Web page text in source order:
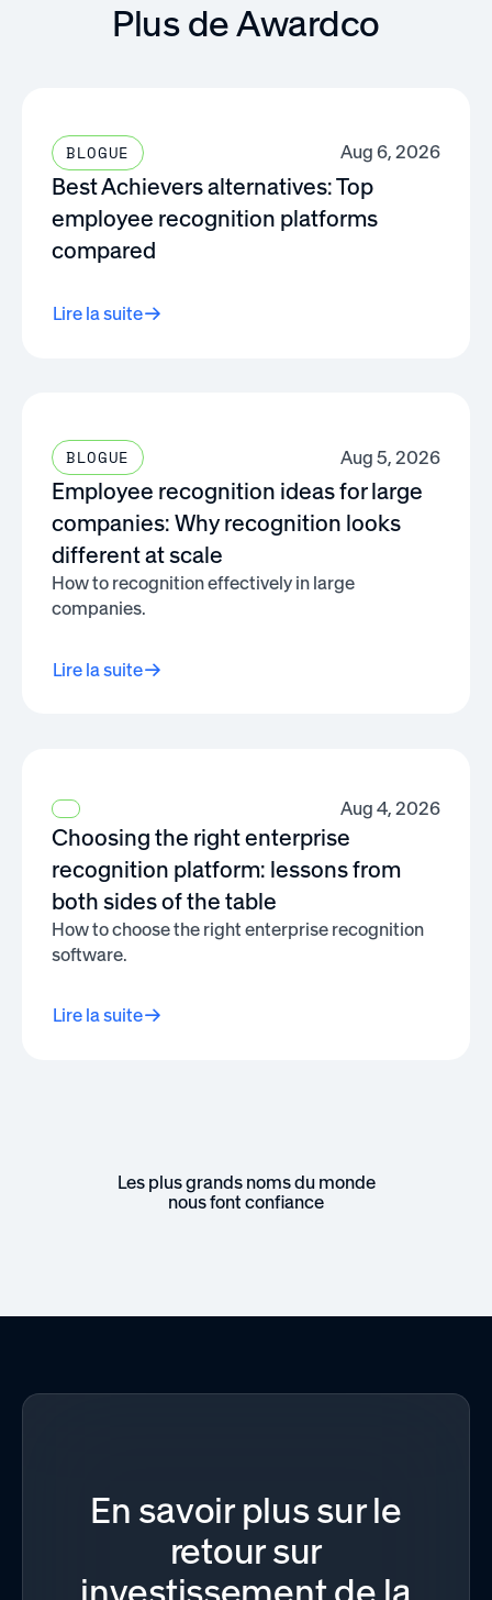
Plus de Awardco
BLOGUE Aug 6, 2026
Best Achievers alternatives: Top
employee recognition platforms
compared
Lire la suite
BLOGUE Aug 5, 2026
Employee recognition ideas for large
companies: Why recognition looks
different at scale
How to recognition effectively in large
companies.
Lire la suite
Aug 4, 2026
Choosing the right enterprise
recognition platform: lessons from
both sides of the table
How to choose the right enterprise recognition
software.
Lire la suite
Les plus grands noms du monde
nous font confiance
En savoir plus sur le
retour sur